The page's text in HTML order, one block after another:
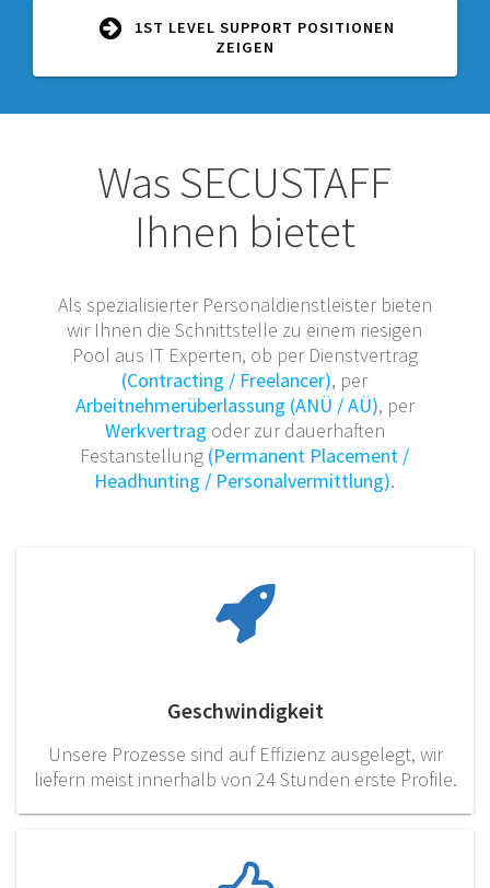
1ST LEVEL SUPPORT POSITIONEN
ZEIGEN
Was SECUSTAFF
Ihnen bietet
Als spezialisierter Personaldienstleister bieten
wir Ihnen die Schnittstelle zu einem riesigen
Pool aus IT Experten, ob per Dienstvertrag
(Contracting / Freelancer), per
Arbeitnehmerüberlassung (ANÜ / AÜ), per
Werkvertrag oder zur dauerhaften
Festanstellung (Permanent Placement /
Headhunting / Personalvermittlung).
Geschwindigkeit
Unsere Prozesse sind auf Effizienz ausgelegt, wir
liefern meist innerhalb von 24 Stunden erste Profile.